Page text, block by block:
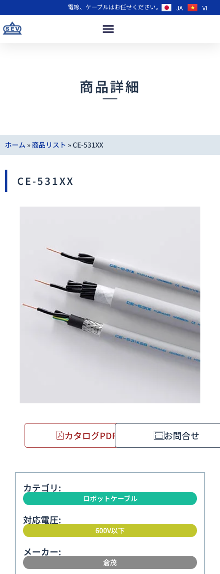
JA VI
電線、ケーブルはお任せください。
商品詳細
ホーム » 商品リスト »CE-531XX
CE-531XX
カタログPDF お問合せ
カテゴリ:
ロボットケーブル
対応電圧:
600V以下
メーカー:
倉茂